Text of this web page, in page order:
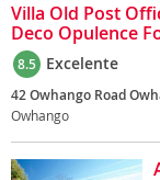
Villa Old Post
Deco Opulence
8.5 Excelente
42 Owhango Road
Owhango